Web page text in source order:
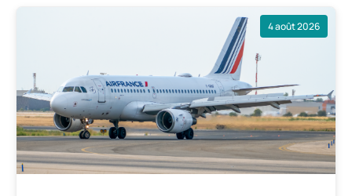
4 août 2026